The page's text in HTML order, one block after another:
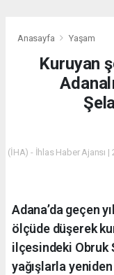
Anasayfa Yaşam
Kuruyan
(İHA) - İhlas Haber Ajansı |
Adana’da geçen
ölçüde düşerek
ilçesindeki Obruk
yağışlarla